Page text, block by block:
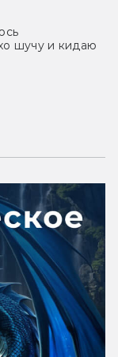
шучу и кидаю